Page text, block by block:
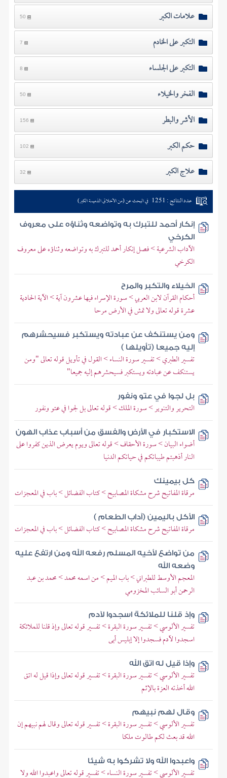
علامات الكبر 50
التكبر على الخادم 7
التكبر على الجلساء 8
الفخر والخيلاء 50
الأشر والبطر 156
حكم الكبر 102
علاج الكبر 32
عدد النتائج : 1251 في البحث عن (من الأخلاق الذميمة الكبر)
إنكار أحمد للتبرك به وتواضعه وثناؤه على معروف
الكرخي
الآداب الشرعية > فصل إنكار أحمد للتبرك به وتواضعه وثناؤه على معروف
الكرخي
الخيلاء والتكبر والمرح
أحكام القرآن لابن العربي > سورة الإسراء فيها عشرون آية > الآية الحادية
عشرة قوله تعالى ولا تمش في الأرض مرحا
ومن يستنكف عن عبادته ويستكبر فسيحشرهم
إليه جميعا (تأويلها )
تفسير الطبري > تفسير سورة النساء > القول في تأويل قوله تعالى "ومن
يستنكف عن عبادته ويستكبر فسيحشرهم إليه جميعا"
بل لجوا في عتو ونفور
التحرير والتنوير > سورة الملك > قوله تعالى بل لجوا في عتو ونفور
الاستكبار في الأرض والفسق من أسباب عذاب الهون
أضواء البيان > سورة الأحقاف > قوله تعالى ويوم يعرض الذين كفروا على
النار أذهبتم طيباتكم في حياتكم الدنيا
كل بيمينك
مرقاة المفاتيح شرح مشكاة المصابيح > كتاب الفضائل > باب في المعجزات
الأكل باليمين (آداب الطعام )
مرقاة المفاتيح شرح مشكاة المصابيح > كتاب الفضائل > باب في المعجزات
من تواضع لأخيه المسلم رفعه الله ومن ارتفع عليه
وضعه الله
المعجم الأوسط للطبراني > باب الميم > من اسمه محمد > محمد بن عبد
الرحمن أبو السائب المخزومي
وإذ قلنا للملائكة اسجدوا لآدم
تفسير الألوسي > تفسير سورة البقرة > تفسير قوله تعالى وإذ قلنا للملائكة
اسجدوا لآدم فسجدوا إلا إبليس أبى
وإذا قيل له اتق الله
تفسير الألوسي > تفسير سورة البقرة > تفسير قوله تعالى وإذا قيل له اتق
الله أخذته العزة بالإثم
وقال لهم نبيهم
تفسير الألوسي > تفسير سورة البقرة > تفسير قوله تعالى وقال لهم نبيهم إن
الله قد بعث لكم طالوت ملكا
واعبدوا الله ولا تشركوا به شيئا
تفسير الألوسي > تفسير سورة النساء > تفسير قوله تعالى واعبدوا الله ولا